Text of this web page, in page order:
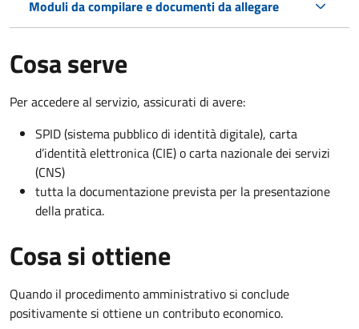
Moduli da compilare e documenti da allegare
Cosa serve
Per accedere al servizio, assicurati di avere:
SPID (sistema pubblico di identità digitale), carta
d’identità elettronica (CIE) o carta nazionale dei servizi
(CNS)
tutta la documentazione prevista per la presentazione
della pratica.
Cosa si ottiene
Quando il procedimento amministrativo si conclude
positivamente si ottiene un contributo economico.